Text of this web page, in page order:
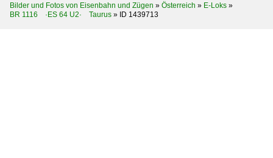
Bilder und Fotos von Eisenbahn und Zügen » Österreich » E-Loks »
BR 1116 ·ES 64 U2· Taurus » ID 1439713